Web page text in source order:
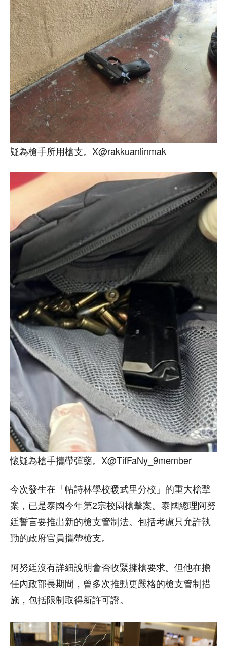
疑為槍手所用槍支。X@rakkuanlinmak
懷疑為槍手攜帶彈藥。X@TifFaNy_9member
今次發生在「帖詩林學校暖武里分校」的重大槍擊
案，已是泰國今年第2宗校園槍擊案。泰國總理阿努
廷誓言要推出新的槍支管制法。包括考慮只允許執
勤的政府官員攜帶槍支。
阿努廷沒有詳細說明會否收緊擁槍要求。但他在擔
任內政部長期間，曾多次推動更嚴格的槍支管制措
施，包括限制取得新許可證。